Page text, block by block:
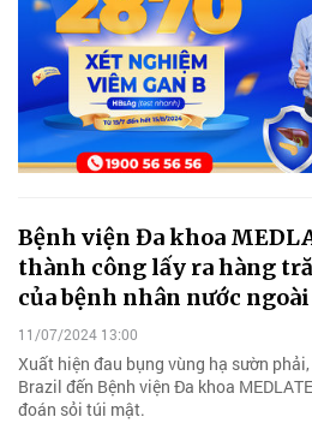
Bệnh viện Đa khoa
thành công lấy ra hàng
của bệnh nhân nước ngoài
11/07/2024 13:00
Xuất hiện đau bụng vùng hạ sườn
Brazil đến Bệnh viện Đa khoa
đoán sỏi túi mật.